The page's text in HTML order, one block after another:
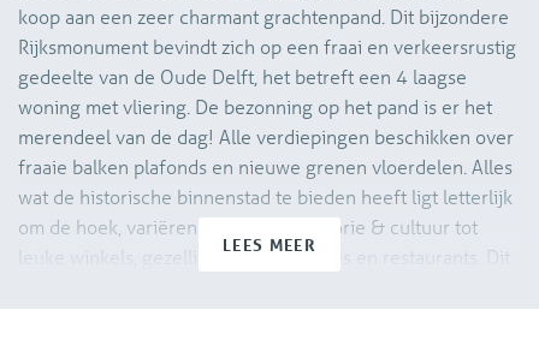
koop aan een zeer charmant grachtenpand. Dit bijzondere
Rijksmonument bevindt zich op een fraai en verkeersrustig
gedeelte van de Oude Delft, het betreft een 4 laagse
woning met vliering. De bezonning op het pand is er het
merendeel van de dag! Alle verdiepingen beschikken over
fraaie balken plafonds en nieuwe grenen vloerdelen. Alles
wat de historische binnenstad te bieden heeft ligt letterlijk
om de hoek, variërend van kunst, historie & cultuur tot
leuke winkels, gezellige terrasjes, cafés en restaurants. Dit
historische plaats, midden in het oude centrum!
LEES MEER